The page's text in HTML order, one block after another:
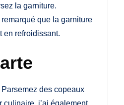
la garniture.
que la garniture
en refroidissant.
des copeaux